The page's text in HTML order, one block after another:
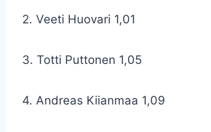
2. Veeti Huovari 1,01
3. Totti Puttonen 1,05
4. Andreas Kiianmaa 1,09